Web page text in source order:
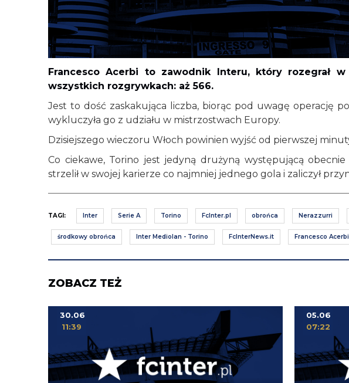
Francesco Acerbi to zawodnik Interu, który rozegrał
wszystkich rozgrywkach: aż 566.
Jest to dość zaskakująca liczba, biorąc pod uwagę operację
wykluczyła go z udziału w mistrzostwach Europy.
Dzisiejszego wieczoru Włoch powinien wyjść od pierwszej
Co ciekawe, Torino jest jedyną drużyną występującą
strzelił w swojej karierze co najmniej jednego gola i zaliczył
TAGI: Inter Serie A Torino FcInter.pl obrońca Nerazzurri
środkowy obrońca Inter Mediolan - Torino FcInterNews.it Francesco Acerbi
ZOBACZ TEŻ
30.06
11:39
05.06
07:22